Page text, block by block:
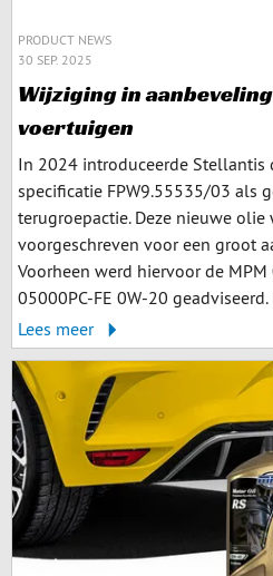
PRODUCT NEWS
30 SEP. 2025
Wijziging in
voertuigen
In 2024 introduceerde
specificatie FPW9.55535/03 als
terugroepactie. Deze nieuwe
voorgeschreven voor een groot
Voorheen werd hiervoor de
05000PC-FE 0W-20 geadviseerd.
Lees meer